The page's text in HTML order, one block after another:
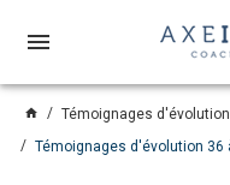
menu
home
Témoignages
Témoignages d'évolution 36